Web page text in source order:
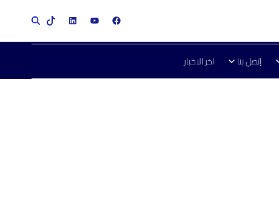
إتصل بنا اخر الاخبار